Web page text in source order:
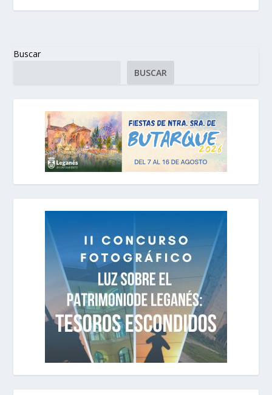
Buscar
BUSCAR